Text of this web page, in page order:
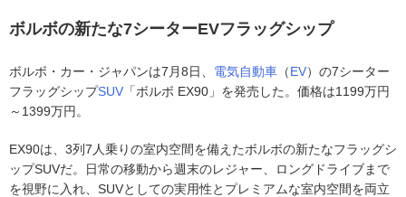
ボルボの新たな7シーターEVフラッグシップ
ボルボ・カー・ジャパンは7月8日、 電気自動車 （EV）の7シーター
フラッグシップSUV 「ボルボ EX90」を発売した。価格は1199万円
～1399万円。
EX90は、3列7人乗りの室内空間を備えたボルボの新たなフラッグシ
ップSUVだ。日常の移動から週末のレジャー、ロングドライブまで
を視野に入れ、SUVとしての実用性とプレミアムな室内空間を両立